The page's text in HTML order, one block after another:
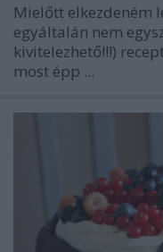
Mielőtt elkezdeném
egyáltalán nem
kivitelezhető!!!)
most épp ...